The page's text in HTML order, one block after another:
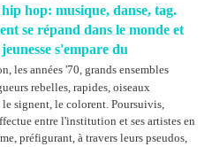
hop: musique, danse, tag.
se répand dans le monde et
s'empare du
les années '70, grands ensembles
rebelles, rapides, oiseaux
signent, le colorent. Poursuivis,
entre l'institution et ses artistes en
préfigurant, à travers leurs pseudos,